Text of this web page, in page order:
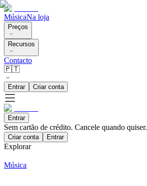
MúsicaNa loja
Preços
Recursos
Contacto
🇵🇹
Entrar Criar conta
Entrar
Sem cartão de crédito. Cancele quando quiser.
Criar conta Entrar
Explorar
Música